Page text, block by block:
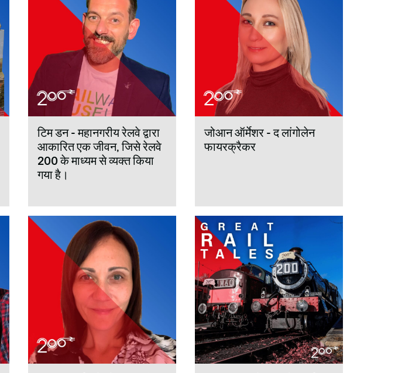
टिम डन - महानगरीय रेलवे द्वारा
आकारित एक जीवन, जिसे रेलवे
200 के माध्यम से व्यक्त किया
गया है।
जोआन ऑर्मेशर - द लांगोलेन
फायरक्रैकर